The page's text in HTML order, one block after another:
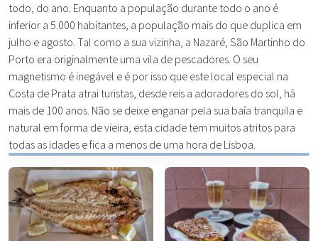
todo, do ano. Enquanto a população durante todo o ano é
inferior a 5.000 habitantes, a população mais do que duplica em
julho e agosto. Tal como a sua vizinha, a Nazaré, São Martinho do
Porto era originalmente uma vila de pescadores. O seu
magnetismo é inegável e é por isso que este local especial na
Costa de Prata atrai turistas, desde reis a adoradores do sol, há
mais de 100 anos. Não se deixe enganar pela sua baía tranquila e
natural em forma de vieira, esta cidade tem muitos atritos para
todas as idades e fica a menos de uma hora de Lisboa.